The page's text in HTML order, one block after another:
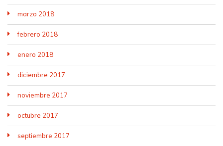
marzo 2018
febrero 2018
enero 2018
diciembre 2017
noviembre 2017
octubre 2017
septiembre 2017